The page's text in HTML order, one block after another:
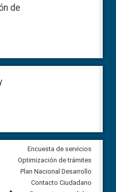
de
Veeduría para vigilar los
derivados de la Audiencia
comunidad Urbina, parroquia
Carolina
Encuesta de servicios
Optimización de trámites
Plan Nacional Desarrollo
Contacto Ciudadano